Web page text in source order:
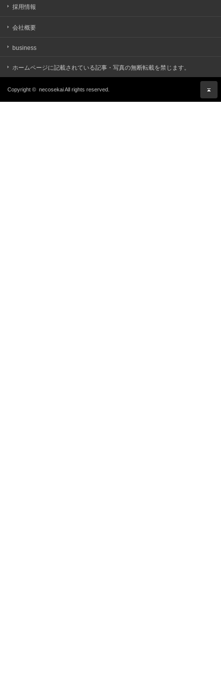
採用情報
会社概要
business
ホームページに記載されている記事・写真の無断転載を禁じます。
Copyright © necosekaiAll rights reserved.